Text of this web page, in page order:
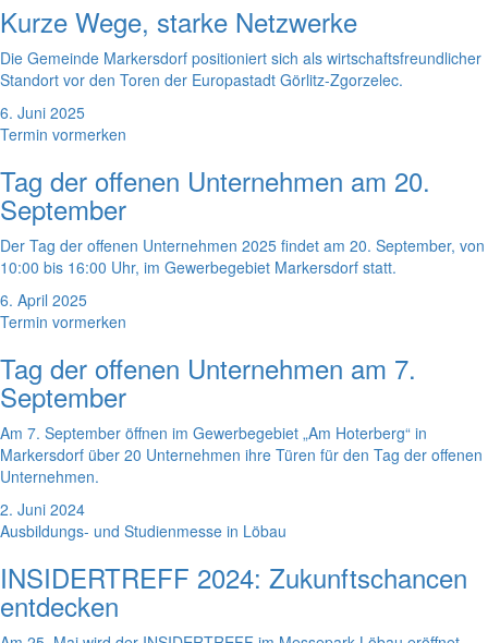
Kurze Wege, starke Netzwerke
Die Gemeinde Markersdorf positioniert sich als wirtschaftsfreundlicher
Standort vor den Toren der Europastadt Görlitz-Zgorzelec.
6. Juni 2025
Termin vormerken
Tag der offenen Unternehmen am 20.
September
Der Tag der offenen Unternehmen 2025 findet am 20. September, von
10:00 bis 16:00 Uhr, im Gewerbegebiet Markersdorf statt.
6. April 2025
Termin vormerken
Tag der offenen Unternehmen am 7.
September
Am 7. September öffnen im Gewerbegebiet „Am Hoterberg“ in
Markersdorf über 20 Unternehmen ihre Türen für den Tag der offenen
Unternehmen.
2. Juni 2024
Ausbildungs- und Studienmesse in Löbau
INSIDERTREFF 2024: Zukunftschancen
entdecken